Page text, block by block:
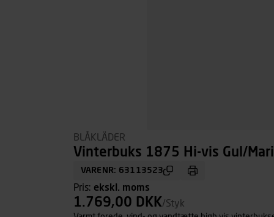
BLÅKLÄDER
Vinterbuks 1875 Hi-vis Gul/
VARENR: 63113523
Pris: ekskl. moms
1.769,00 DKK/Styk